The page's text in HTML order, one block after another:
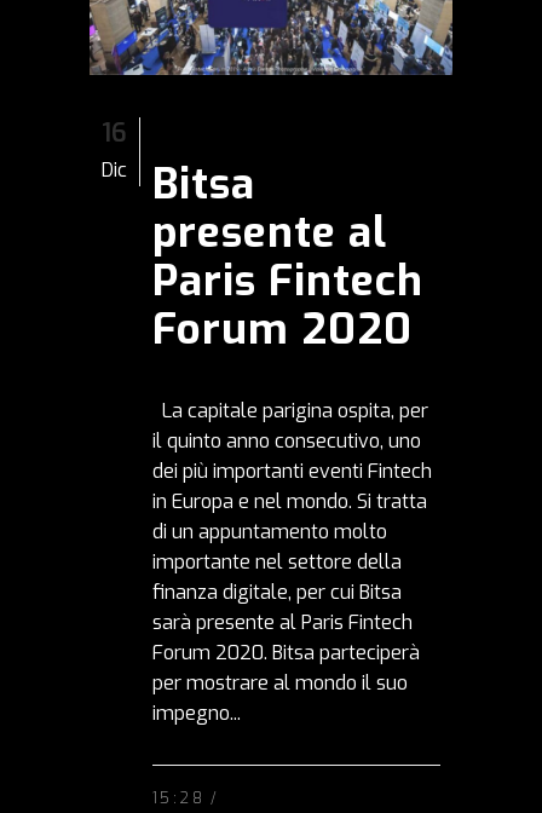
16
Dic
Bitsa
presente al
Paris Fintech
Forum 2020
La capitale parigina ospita, per
il quinto anno consecutivo, uno
dei più importanti eventi Fintech
in Europa e nel mondo. Si tratta
di un appuntamento molto
importante nel settore della
finanza digitale, per cui Bitsa
sarà presente al Paris Fintech
Forum 2020. Bitsa parteciperà
per mostrare al mondo il suo
impegno...
15:28 /